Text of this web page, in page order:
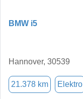
BMW i5
Hannover, 30539
21.378 km Elektro